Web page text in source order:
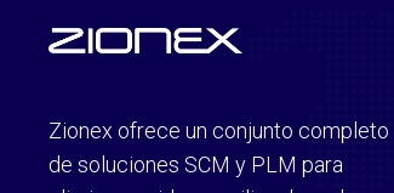
Zionex ofrece un conjunto completo
de soluciones SCM y PLM para